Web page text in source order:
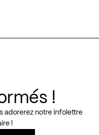
!
adorerez notre infolettre
!